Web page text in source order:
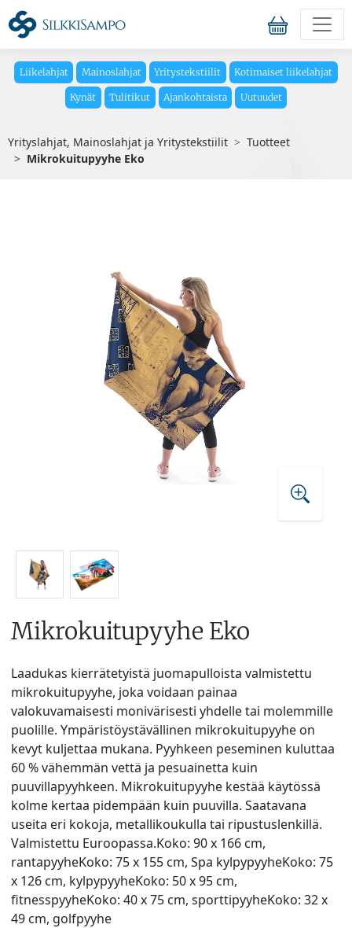
Liikelahjat Mainoslahjat Yritystekstiilit Kotimaiset liikelahjat
Kynät Tulitikut Ajankohtaista Uutuudet
Yrityslahjat, Mainoslahjat ja Yritystekstiilit
Tuotteet
Mikrokuitupyyhe Eko
Mikrokuitupyyhe Eko
Laadukas kierrätetyistä juomapulloista valmistettu
mikrokuitupyyhe, joka voidaan painaa
valokuvamaisesti monivärisesti yhdelle tai molemmille
puolille. Ympäristöystävällinen mikrokuitupyyhe on
kevyt kuljettaa mukana. Pyyhkeen peseminen kuluttaa
60 % vähemmän vettä ja pesuainetta kuin
puuvillapyyhkeen. Mikrokuitupyyhe kestää käytössä
kolme kertaa pidempään kuin puuvilla. Saatavana
useita eri kokoja, metallikoukulla tai ripustuslenkillä.
Valmistettu Euroopassa.Koko: 90 x 166 cm,
rantapyyheKoko: 75 x 155 cm, Spa kylpypyyheKoko: 75
x 126 cm, kylpypyyheKoko: 50 x 95 cm,
fitnesspyyheKoko: 40 x 75 cm, sporttipyyheKoko: 32 x
49 cm, golfpyyhe